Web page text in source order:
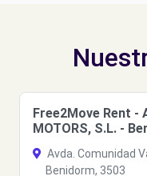
Free2Move Rent -
MOTORS, S.L. -
Avda. Comunidad
Benidorm, 3503